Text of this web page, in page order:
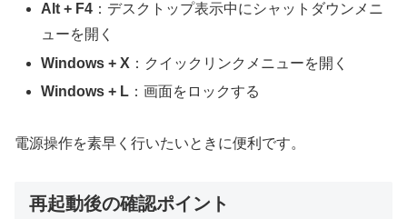
Alt + F4 ：デスクトップ表示中にシャットダウンメニ
ューを開く
Windows + X ：クイックリンクメニューを開く
Windows + L ：画面をロックする
電源操作を素早く行いたいときに便利です。
再起動後の確認ポイント